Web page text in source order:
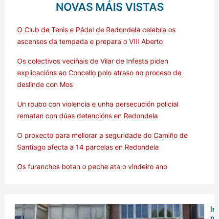
NOVAS MÁIS VISTAS
O Club de Tenis e Pádel de Redondela celebra os
ascensos da tempada e prepara o VIII Aberto
Os colectivos veciñais de Vilar de Infesta piden
explicacións ao Concello polo atraso no proceso de
deslinde con Mos
Un roubo con violencia e unha persecución policial
rematan con dúas detencións en Redondela
O proxecto para mellorar a seguridade do Camiño de
Santiago afecta a 14 parcelas en Redondela
Os furanchos botan o peche ata o vindeiro ano